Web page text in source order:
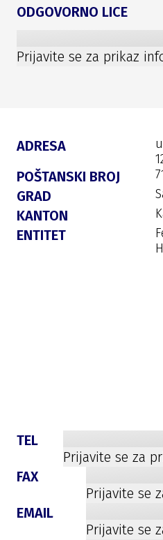
ODGOVORNO LICE
Prijavite se za prikaz
ADRESA
POŠTANSKI BROJ
GRAD
KANTON
ENTITET
TEL
Prijavite se za
FAX
Prijavite se
EMAIL
Prijavite se